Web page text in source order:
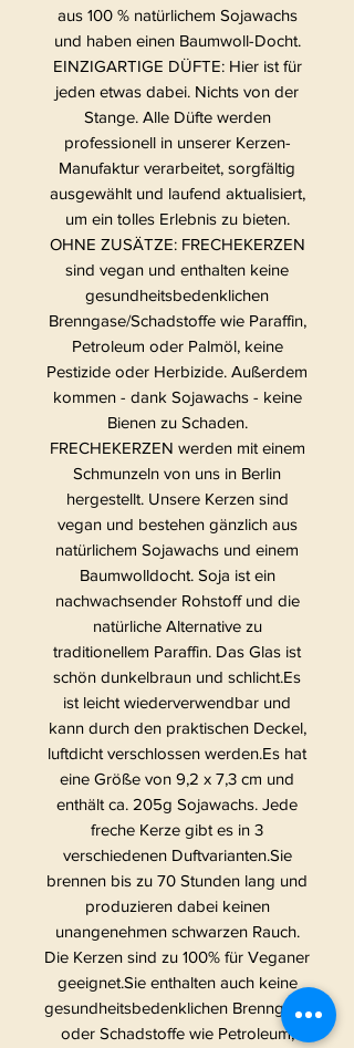
aus 100 % natürlichem Sojawachs
und haben einen Baumwoll-Docht.
EINZIGARTIGE DÜFTE: Hier ist für
jeden etwas dabei. Nichts von der
Stange. Alle Düfte werden
professionell in unserer Kerzen-
Manufaktur verarbeitet, sorgfältig
ausgewählt und laufend aktualisiert,
um ein tolles Erlebnis zu bieten.
OHNE ZUSÄTZE: FRECHEKERZEN
sind vegan und enthalten keine
gesundheitsbedenklichen
Brenngase/Schadstoffe wie Paraffin,
Petroleum oder Palmöl, keine
Pestizide oder Herbizide. Außerdem
kommen - dank Sojawachs - keine
Bienen zu Schaden.
FRECHEKERZEN werden mit einem
Schmunzeln von uns in Berlin
hergestellt. Unsere Kerzen sind
vegan und bestehen gänzlich aus
natürlichem Sojawachs und einem
Baumwolldocht. Soja ist ein
nachwachsender Rohstoff und die
natürliche Alternative zu
traditionellem Paraffin. Das Glas ist
schön dunkelbraun und schlicht.Es
ist leicht wiederverwendbar und
kann durch den praktischen Deckel,
luftdicht verschlossen werden.Es hat
eine Größe von 9,2 x 7,3 cm und
enthält ca. 205g Sojawachs. Jede
freche Kerze gibt es in 3
verschiedenen Duftvarianten.Sie
brennen bis zu 70 Stunden lang und
produzieren dabei keinen
unangenehmen schwarzen Rauch.
Die Kerzen sind zu 100% für Veganer
geeignet.Sie enthalten auch keine
gesundheitsbedenklichen Brenngase
oder Schadstoffe wie Petroleum,